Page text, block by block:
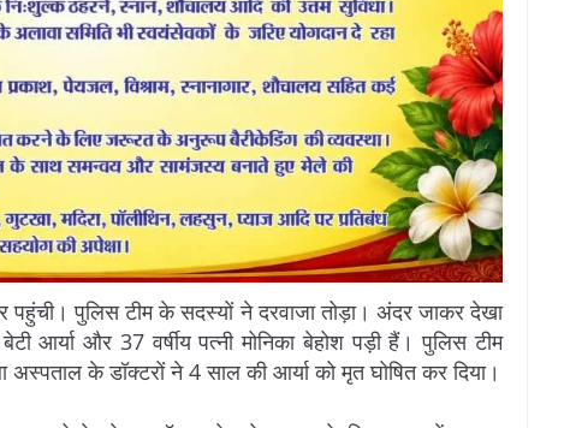
पहुंची। पुलिस टीम के सदस्यों ने दरवाजा तोड़ा। अंदर जाकर देखा
आर्या और 37 वर्षीय पत्नी मोनिका बेहोश पड़ी हैं। पुलिस टीम
के डॉक्टरों ने 4 साल की आर्या को मृत घोषित कर दिया।